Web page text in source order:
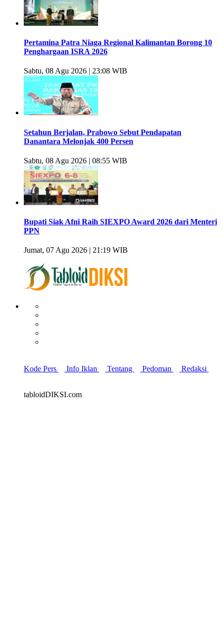
Pertamina Patra Niaga Regional Kalimantan Borong 10
Penghargaan ISRA 2026
Sabtu, 08 Agu 2026 | 23:08 WIB
Setahun Berjalan, Prabowo Sebut Pendapatan
Danantara Melonjak 400 Persen
Sabtu, 08 Agu 2026 | 08:55 WIB
Bupati Siak Afni Raih SIEXPO Award 2026 dari Menteri
PPN
Jumat, 07 Agu 2026 | 21:19 WIB
Kode Pers Info Iklan Tentang Pedoman Redaksi
tabloidDIKSI.com